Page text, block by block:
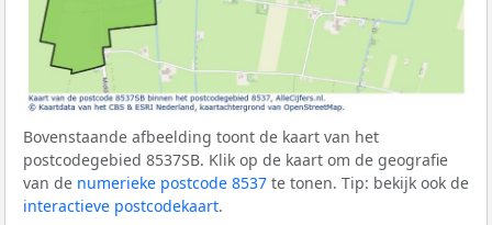
Bovenstaande afbeelding toont de kaart van het
postcodegebied 8537SB. Klik op de kaart om de geografie
van de numerieke postcode 8537 te tonen. Tip: bekijk ook de
interactieve postcodekaart.